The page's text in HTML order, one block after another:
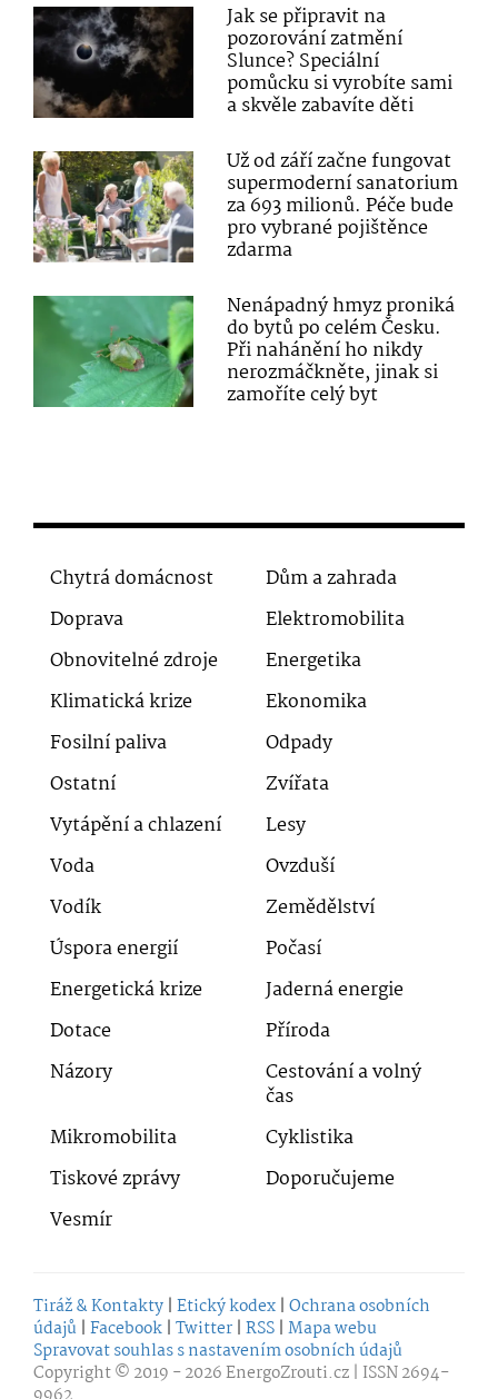
Jak se připravit na
pozorování zatmění
Slunce? Speciální
pomůcku si vyrobíte sami
a skvěle zabavíte děti
Už od září začne fungovat
supermoderní sanatorium
za 693 milionů. Péče bude
pro vybrané pojištěnce
zdarma
Nenápadný hmyz proniká
do bytů po celém Česku.
Při nahánění ho nikdy
nerozmáčkněte, jinak si
zamoříte celý byt
Chytrá domácnost
Dům a zahrada
Doprava
Elektromobilita
Obnovitelné zdroje
Energetika
Klimatická krize
Ekonomika
Fosilní paliva
Odpady
Ostatní
Zvířata
Vytápění a chlazení
Lesy
Voda
Ovzduší
Vodík
Zemědělství
Úspora energií
Počasí
Energetická krize
Jaderná energie
Dotace
Příroda
Názory
Cestování a volný
čas
Mikromobilita
Cyklistika
Tiskové zprávy
Doporučujeme
Vesmír
Tiráž & Kontakty | Etický kodex | Ochrana osobních
údajů | Facebook | Twitter | RSS | Mapa webu
Spravovat souhlas s nastavením osobních údajů
Copyright © 2019 - 2026EnergoZrouti.cz | ISSN 2694-